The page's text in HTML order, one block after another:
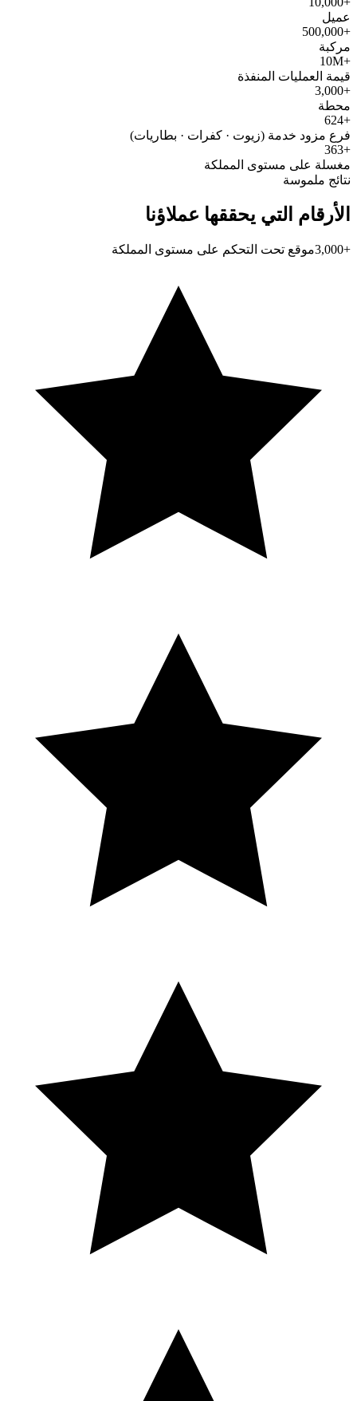
عميل
+500,000
مركبة
+10M
قيمة العمليات المنفذة
+3,000
محطة
+624
فرع مزود خدمة (زيوت · كفرات · بطاريات)
+363
مغسلة على مستوى المملكة
نتائج ملموسة
الأرقام التي يحققها عملاؤنا
+3,000 موقع تحت التحكم على مستوى المملكة